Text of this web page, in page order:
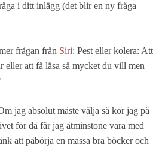
i ditt inlägg (det blir en ny fråga
frågan från Siri: Pest eller kolera: Att
eller att få läsa så mycket du vill men
jag absolut måste välja så kör jag på
för då får jag åtminstone vara med
att påbörja en massa bra böcker och